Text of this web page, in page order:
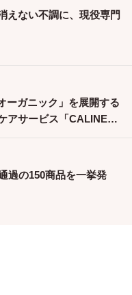
ない不調に、現役専門
ーガニック」を展開する
アサービス「CALINE」
過の150商品を一挙発